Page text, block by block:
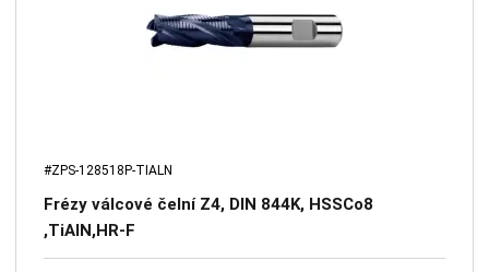
#ZPS-128518P-TIALN
Frézy válcové čelní Z4, DIN 844K, HSSCo8
,TiAlN,HR-F